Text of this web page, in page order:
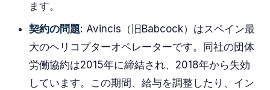
ます。
契約の問題: Avincis（旧Babcock）はスペイン最
大のヘリコプターオペレーターです。同社の団体
労働協約は2015年に締結され、2018年から失効
しています。この期間、給与を調整したり、イン